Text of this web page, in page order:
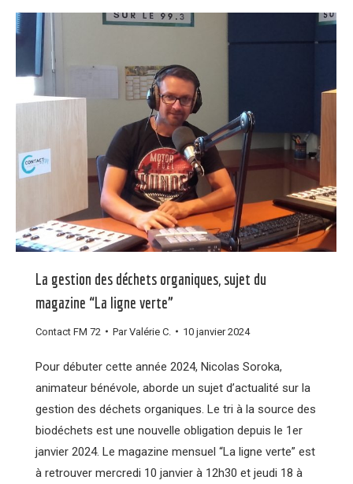
La gestion des déchets organiques, sujet du
magazine “La ligne verte”
Contact FM 72 ParValérie C. 10 janvier 2024
Pour débuter cette année 2024, Nicolas Soroka,
animateur bénévole, aborde un sujet d’actualité sur la
gestion des déchets organiques. Le tri à la source des
biodéchets est une nouvelle obligation depuis le 1er
janvier 2024. Le magazine mensuel “La ligne verte” est
à retrouver mercredi 10 janvier à 12h30 et jeudi 18 à